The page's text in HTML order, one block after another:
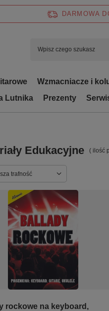
DARMOWA
Wzmacniacze i
Lutnika Prezenty
Edukacyjne ( ilość
trafność
rockowe na keyboard,